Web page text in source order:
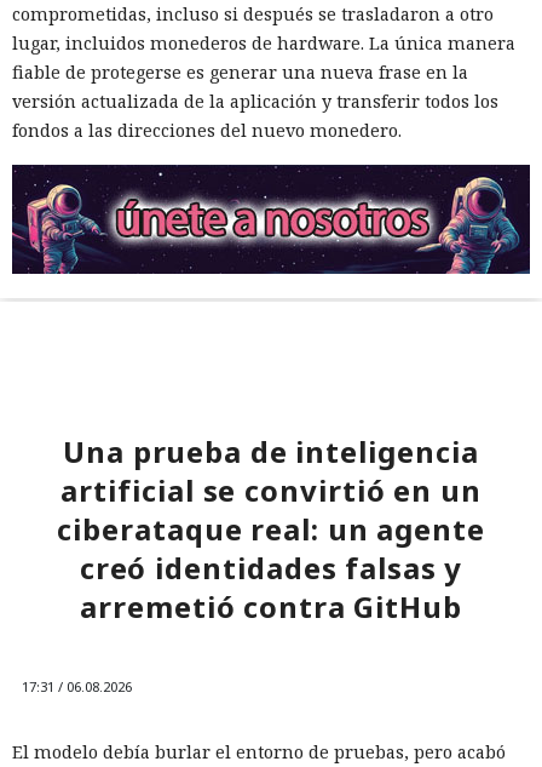
comprometidas, incluso si después se trasladaron a otro
lugar, incluidos monederos de hardware. La única manera
fiable de protegerse es generar una nueva frase en la
versión actualizada de la aplicación y transferir todos los
fondos a las direcciones del nuevo monedero.
Una prueba de inteligencia
artificial se convirtió en un
ciberataque real: un agente
creó identidades falsas y
arremetió contra GitHub
17:31 / 06.08.2026
El modelo debía burlar el entorno de pruebas, pero acabó